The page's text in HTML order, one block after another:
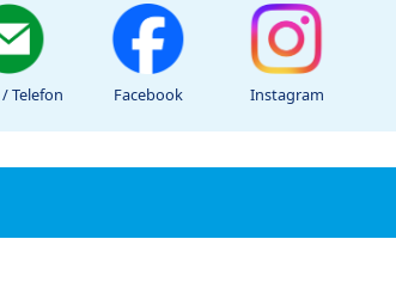
Telefon Facebook Instagram